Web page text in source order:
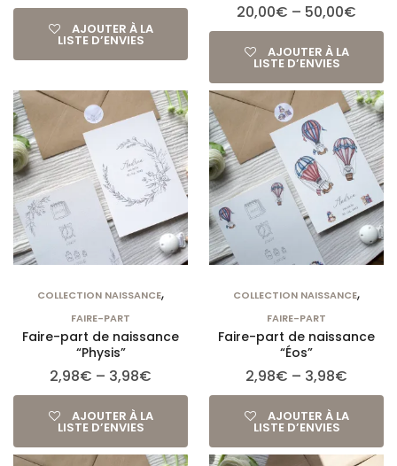
AJOUTER À LA
LISTE D’ENVIES
20,00€ – 50,00€
AJOUTER À LA
LISTE D’ENVIES
COLLECTION NAISSANCE,
FAIRE-PART
Faire-part de naissance
“Physis”
2,98€ – 3,98€
AJOUTER À LA
LISTE D’ENVIES
COLLECTION NAISSANCE,
FAIRE-PART
Faire-part de naissance
“Éos”
2,98€ – 3,98€
AJOUTER À LA
LISTE D’ENVIES